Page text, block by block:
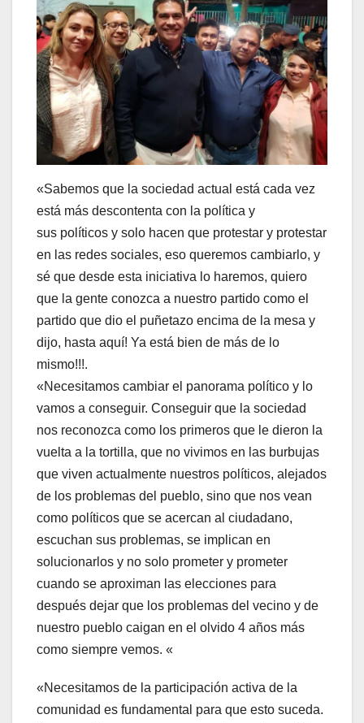
«Sabemos que la sociedad actual está cada vez
está más descontenta con la política y
sus políticos y solo hacen que protestar y protestar
en las redes sociales, eso queremos cambiarlo, y
sé que desde esta iniciativa lo haremos, quiero
que la gente conozca a nuestro partido como el
partido que dio el puñetazo encima de la mesa y
dijo, hasta aquí! Ya está bien de más de lo
mismo!!!.
«Necesitamos cambiar el panorama político y lo
vamos a conseguir. Conseguir que la sociedad
nos reconozca como los primeros que le dieron la
vuelta a la tortilla, que no vivimos en las burbujas
que viven actualmente nuestros políticos, alejados
de los problemas del pueblo, sino que nos vean
como políticos que se acercan al ciudadano,
escuchan sus problemas, se implican en
solucionarlos y no solo prometer y prometer
cuando se aproximan las elecciones para
después dejar que los problemas del vecino y de
nuestro pueblo caigan en el olvido 4 años más
como siempre vemos. «
«Necesitamos de la participación activa de la
comunidad es fundamental para que esto suceda.